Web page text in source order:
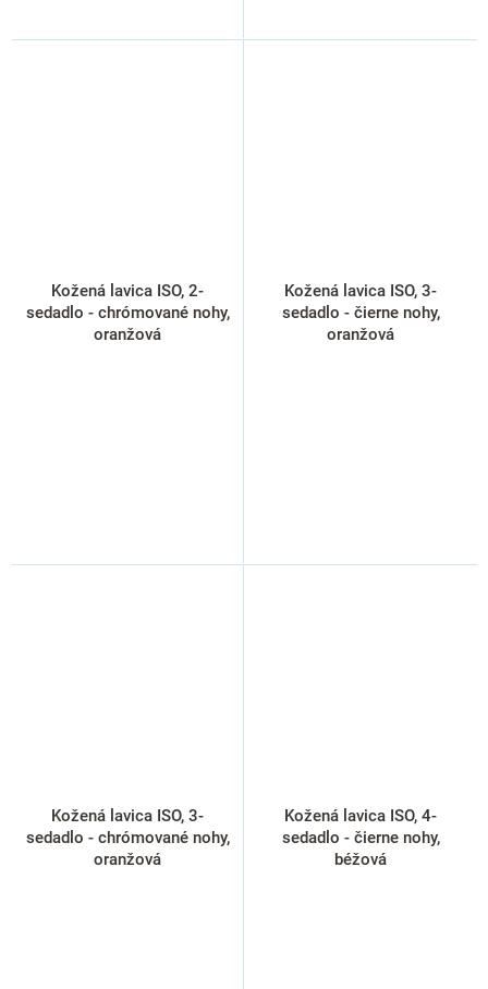
Kožená lavica ISO, 2-
sedadlo - chrómované nohy,
oranžová
Kožená lavica ISO, 3-
sedadlo - čierne nohy,
oranžová
Kožená lavica ISO, 3-
sedadlo - chrómované nohy,
oranžová
Kožená lavica ISO, 4-
sedadlo - čierne nohy,
béžová